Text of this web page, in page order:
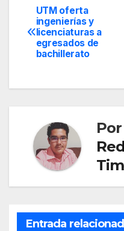
Navegación
de
UTM oferta
ingenierías y
licenciaturas a
egresados de
bachillerato
Por
Entrada